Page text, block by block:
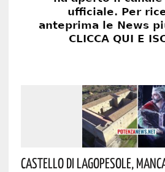
Castello Di Lagopesole,